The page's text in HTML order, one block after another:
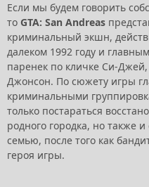
Если мы будем говорить
то GTA: San Andreas
криминальный экшн,
далеком 1992 году и
паренек по кличке Си-
Джонсон. По сюжету игры
криминальными
только постараться
родного городка, но также
семью, после того как
героя игры.